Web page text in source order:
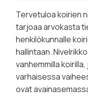
Tervetuloa koirien
tarjoaa arvokasta
henkilökunnalle
hallintaan.
vanhemmilla
varhaisessa
ovat